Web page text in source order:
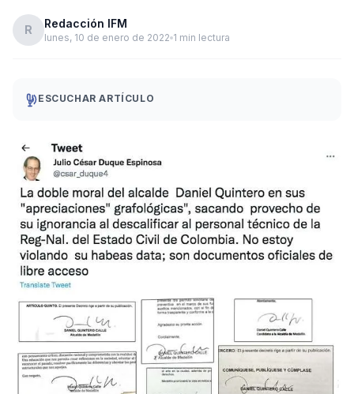
R Redacción IFM
lunes, 10 de enero de 2022 1 min lectura
ESCUCHAR ARTÍCULO